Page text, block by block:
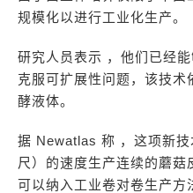
规模化以进行工业化生产。
研究人员表示 ，他们已经
克服可扩展性问题，该技术
酵液体。
据 Newatlas 称 ，这项新
尺）的速度生产连续的蘑
可以纳入工业卷对卷生产方